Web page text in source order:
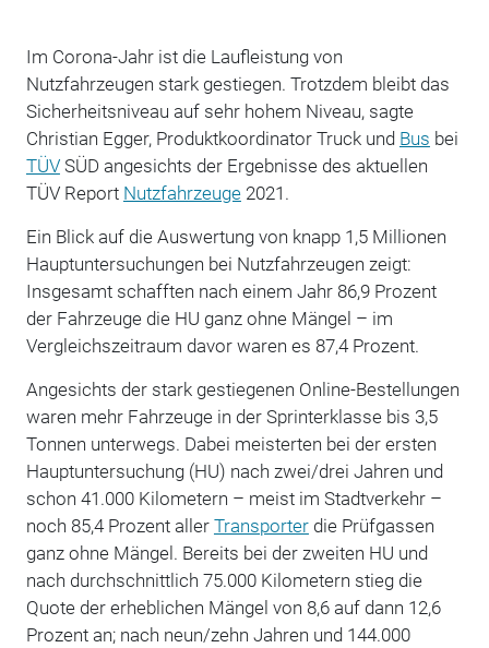
Im Corona-Jahr ist die Laufleistung von
Nutzfahrzeugen stark gestiegen. Trotzdem bleibt das
Sicherheitsniveau auf sehr hohem Niveau, sagte
Christian Egger, Produktkoordinator Truck und Bus bei
TÜVSÜD angesichts der Ergebnisse des aktuellen
TÜV Report Nutzfahrzeuge2021.
Ein Blick auf die Auswertung von knapp 1,5 Millionen
Hauptuntersuchungen bei Nutzfahrzeugen zeigt:
Insgesamt schafften nach einem Jahr 86,9 Prozent
der Fahrzeuge die HU ganz ohne Mängel – im
Vergleichszeitraum davor waren es 87,4 Prozent.
Angesichts der stark gestiegenen Online-Bestellungen
waren mehr Fahrzeuge in der Sprinterklasse bis 3,5
Tonnen unterwegs. Dabei meisterten bei der ersten
Hauptuntersuchung (HU) nach zwei/drei Jahren und
schon 41.000 Kilometern – meist im Stadtverkehr –
noch 85,4 Prozent aller Transporterdie Prüfgassen
ganz ohne Mängel. Bereits bei der zweiten HU und
nach durchschnittlich 75.000 Kilometern stieg die
Quote der erheblichen Mängel von 8,6 auf dann 12,6
Prozent an; nach neun/zehn Jahren und 144.000